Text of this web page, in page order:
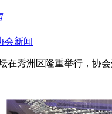
会新闻
在秀洲区隆重举行，协